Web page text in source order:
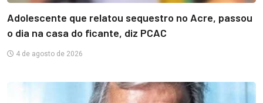
Adolescente que relatou sequestro no Acre, passou
o dia na casa do ficante, diz PCAC
4 de agosto de 2026